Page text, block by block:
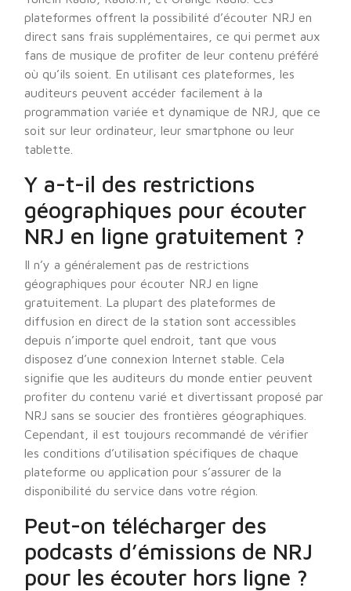
plateformes offrent la possibilité d’écouter NRJ en
direct sans frais supplémentaires, ce qui permet aux
fans de musique de profiter de leur contenu préféré
où qu’ils soient. En utilisant ces plateformes, les
auditeurs peuvent accéder facilement à la
programmation variée et dynamique de NRJ, que ce
soit sur leur ordinateur, leur smartphone ou leur
tablette.
Y a-t-il des restrictions
géographiques pour écouter
NRJ en ligne gratuitement ?
Il n’y a généralement pas de restrictions
géographiques pour écouter NRJ en ligne
gratuitement. La plupart des plateformes de
diffusion en direct de la station sont accessibles
depuis n’importe quel endroit, tant que vous
disposez d’une connexion Internet stable. Cela
signifie que les auditeurs du monde entier peuvent
profiter du contenu varié et divertissant proposé par
NRJ sans se soucier des frontières géographiques.
Cependant, il est toujours recommandé de vérifier
les conditions d’utilisation spécifiques de chaque
plateforme ou application pour s’assurer de la
disponibilité du service dans votre région.
Peut-on télécharger des
podcasts d’émissions de NRJ
pour les écouter hors ligne ?